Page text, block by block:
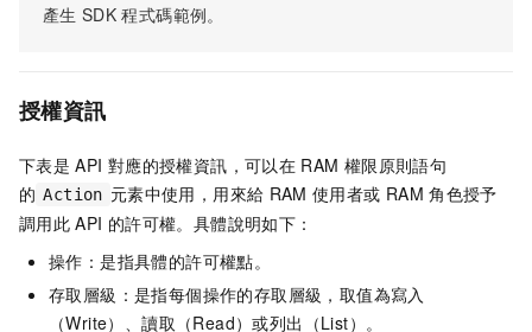
產生 SDK 程式碼範例。
授權資訊
下表是 API 對應的授權資訊，可以在 RAM 權限原則語句
的 Action 元素中使用，用來給 RAM 使用者或 RAM 角色授予
調用此 API 的許可權。具體說明如下：
操作：是指具體的許可權點。
存取層級：是指每個操作的存取層級，取值為寫入
（Write）、讀取（Read）或列出（List）。